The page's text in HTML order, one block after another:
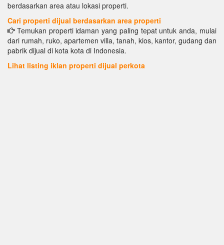
berdasarkan area atau lokasi properti.
Cari properti dijual berdasarkan area properti
Temukan properti idaman yang paling tepat untuk anda, mulai
dari rumah, ruko, apartemen villa, tanah, kios, kantor, gudang dan
pabrik dijual di kota kota di Indonesia.
Lihat listing iklan properti dijual perkota